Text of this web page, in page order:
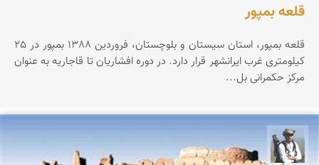
قلعه بمپور
قلعه بمپور، استان سیستان و بلوچستان، فروردین 1388 بمپور در 25
کیلومتری غرب ایرانشهر قرار دارد. در دوره افشاریان تا قاجاریه به عنوان
مرکز حکمرانی بل...
بابک گنجی‌زاده طاری